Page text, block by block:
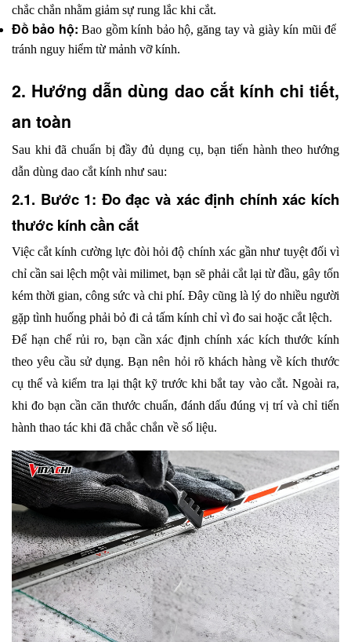
chắc chắn nhằm giảm sự rung lắc khi cắt.
Đồ bảo hộ: Bao gồm kính bảo hộ, găng tay và giày kín mũi để
tránh nguy hiểm từ mảnh vỡ kính.
2. Hướng dẫn dùng dao cắt kính chi tiết,
an toàn
Sau khi đã chuẩn bị đầy đủ dụng cụ, bạn tiến hành theo hướng
dẫn dùng dao cắt kính như sau:
2.1. Bước 1: Đo đạc và xác định chính xác kích
thước kính cần cắt
Việc cắt kính cường lực đòi hỏi độ chính xác gần như tuyệt đối vì
chỉ cần sai lệch một vài milimet, bạn sẽ phải cắt lại từ đầu, gây tốn
kém thời gian, công sức và chi phí. Đây cũng là lý do nhiều người
gặp tình huống phải bỏ đi cả tấm kính chỉ vì đo sai hoặc cắt lệch.
Để hạn chế rủi ro, bạn cần xác định chính xác kích thước kính
theo yêu cầu sử dụng. Bạn nên hỏi rõ khách hàng về kích thước
cụ thể và kiểm tra lại thật kỹ trước khi bắt tay vào cắt. Ngoài ra,
khi đo bạn cần căn thước chuẩn, đánh dấu đúng vị trí và chỉ tiến
hành thao tác khi đã chắc chắn về số liệu.